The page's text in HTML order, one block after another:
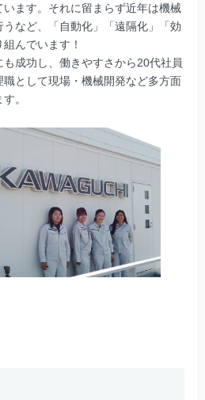
ます。それに留まらず近年は機械
など、「自動化」「遠隔化」「効
んでいます！
成功し、働きやすさから20代社員
として現場・機械開発など多方面
。